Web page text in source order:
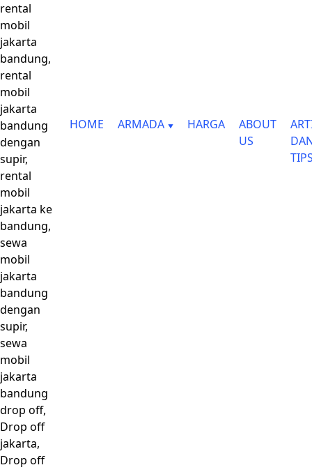
rental
mobil
jakarta
bandung,
rental
mobil
jakarta
bandung
dengan
supir,
rental
mobil
jakarta ke
bandung,
sewa
mobil
jakarta
bandung
dengan
supir,
sewa
mobil
jakarta
bandung
drop off,
Drop off
jakarta,
Drop off
HOME ARMADA HARGA
ABOUT
US